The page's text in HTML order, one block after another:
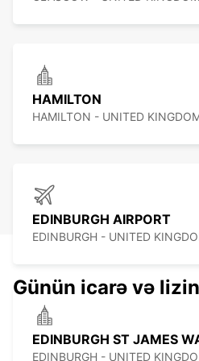
HAMILTON
HAMILTON - UNITED
EDINBURGH AIRPORT
EDINBURGH - UNITED
EDINBURGH ST JAMES
EDINBURGH - UNITED
Günün icarə və